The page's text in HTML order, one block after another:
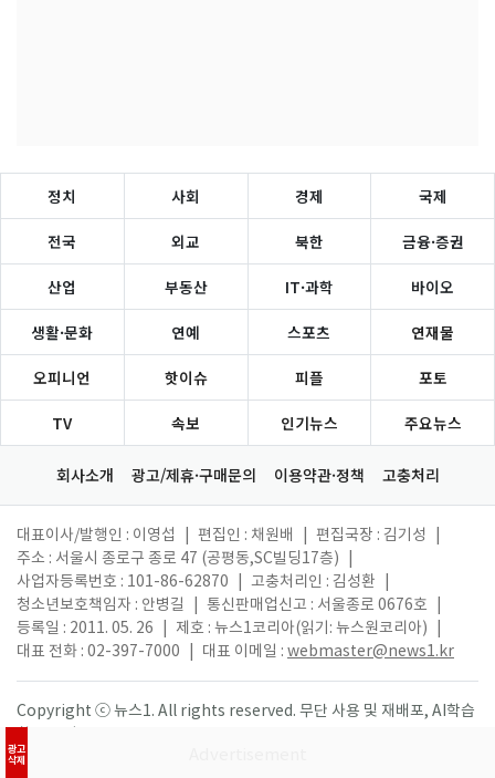
광고
삭제
정치 사회 경제 국제
전국 외교 북한 금융·증권
산업 부동산 IT·과학 바이오
생활·문화 연예 스포츠 연재물
오피니언 핫이슈 피플 포토
TV 속보 인기뉴스 주요뉴스
회사소개 광고/제휴·구매문의 이용약관·정책 고충처리
대표이사/발행인 : 이영섭 편집인 : 채원배 편집국장 : 김기성
주소 : 서울시 종로구 종로 47 (공평동,SC빌딩17층)
사업자등록번호 : 101-86-62870
고충처리인 : 김성환
청소년보호책임자 : 안병길
통신판매업신고 : 서울종로 0676호
등록일 : 2011. 05. 26
제호 : 뉴스1코리아(읽기: 뉴스원코리아)
대표 전화 : 02-397-7000
대표 이메일 : webmaster@news1.kr
Copyright ⓒ 뉴스1. All rights reserved. 무단 사용 및 재배포, AI학습